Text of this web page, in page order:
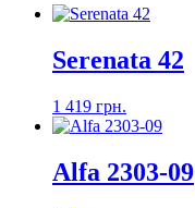
Serenata 42
1 419 грн.
Alfa 2303-09